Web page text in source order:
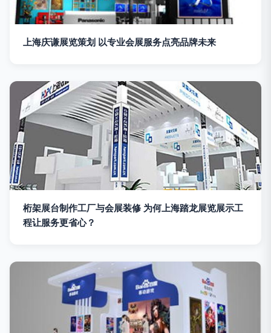
上海庆谦展览策划 以专业会展服务点亮品牌未来
桁架展台制作工厂与会展装修 为何上海踏龙展览展示工
程让服务更省心？